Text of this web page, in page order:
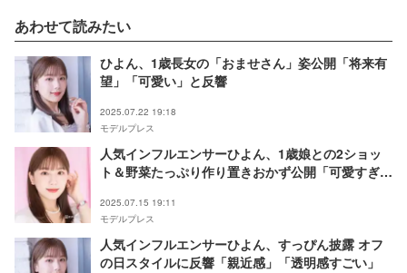
あわせて読みたい
ひよん、1歳長女の「おませさん」姿公開「将来有
望」「可愛い」と反響
2025.07.22 19:18
モデルプレス
人気インフルエンサーひよん、1歳娘との2ショッ
ト＆野菜たっぷり作り置きおかず公開「可愛すぎ
2025.07.15 19:11
モデルプレス
人気インフルエンサーひよん、すっぴん披露 オフ
の日スタイルに反響「親近感」「透明感すごい」